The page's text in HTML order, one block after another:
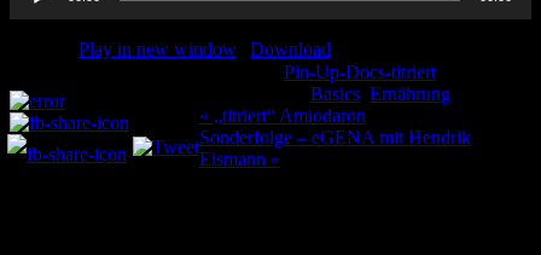
Play in new window
Download
Pin-Up-Docs-titriert
Basics Ernährung
Beitragsnavigation« „titriert“ Amiodaron
Sonderfolge – eGENA mit Hendrik
Eismann »